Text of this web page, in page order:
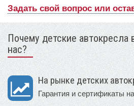
Задать свой вопрос или
Почему детские автокресла
нас?
На рынке детских
Гарантия и сертификаты